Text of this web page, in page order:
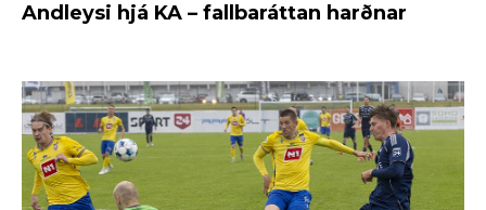
Andleysi hjá KA – fallbaráttan harðnar